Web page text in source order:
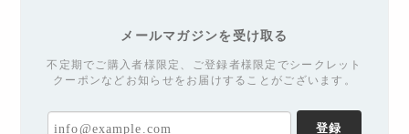
メールマガジンを受け取る
不定期でご購入者様限定、ご登録者様限定でシークレット
クーポンなどお知らせをお届けすることがございます。
登録